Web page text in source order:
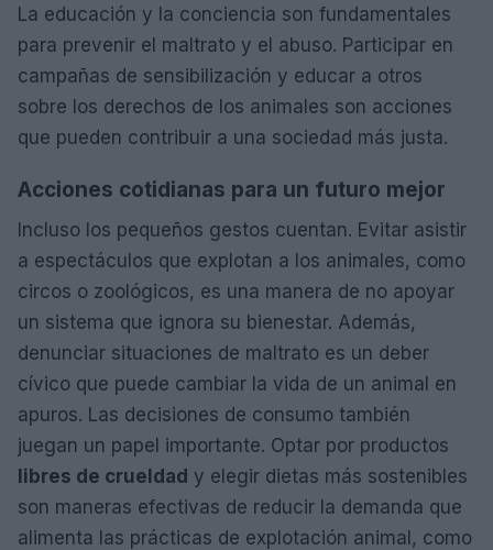
La educación y la conciencia son fundamentales
para prevenir el maltrato y el abuso. Participar en
campañas de sensibilización y educar a otros
sobre los derechos de los animales son acciones
que pueden contribuir a una sociedad más justa.
Acciones cotidianas para un futuro mejor
Incluso los pequeños gestos cuentan. Evitar asistir
a espectáculos que explotan a los animales, como
circos o zoológicos, es una manera de no apoyar
un sistema que ignora su bienestar. Además,
denunciar situaciones de maltrato es un deber
cívico que puede cambiar la vida de un animal en
apuros. Las decisiones de consumo también
juegan un papel importante. Optar por productos
libres de crueldad y elegir dietas más sostenibles
son maneras efectivas de reducir la demanda que
alimenta las prácticas de explotación animal, como